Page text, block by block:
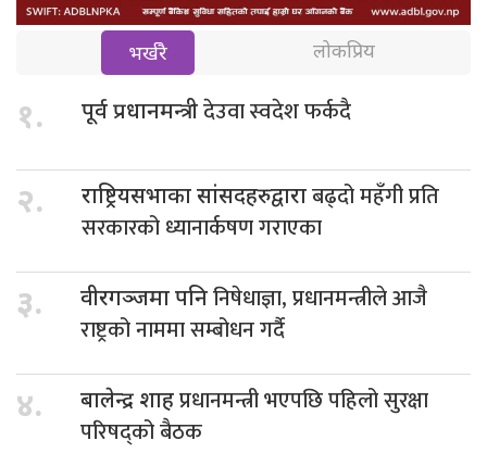
भर्खरै लोकप्रिय
१. पूर्व प्रधानमन्त्रीदेउवा स्वदेश फर्कदै
२. राष्ट्रियसभाका सांसदहरुद्वाराबढ्दो महँगी प्रति
सरकारको ध्यानार्कषण गराएका
३. वीरगञ्जमा पनिनिषेधाज्ञा, प्रधानमन्त्रीले आजै
राष्ट्रको नाममा सम्बोधन गर्दै
४. बालेन्द्र शाहप्रधानमन्त्री भएपछि पहिलो सुरक्षा
परिषद्को बैठक